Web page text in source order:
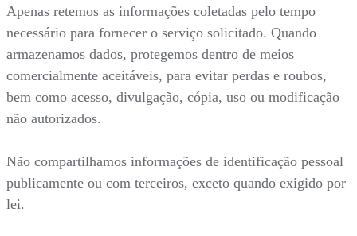
Apenas retemos as informações coletadas pelo tempo
necessário para fornecer o serviço solicitado. Quando
armazenamos dados, protegemos dentro de meios
comercialmente aceitáveis, para evitar perdas e roubos,
bem como acesso, divulgação, cópia, uso ou modificação
não autorizados.
Não compartilhamos informações de identificação pessoal
publicamente ou com terceiros, exceto quando exigido por
lei.